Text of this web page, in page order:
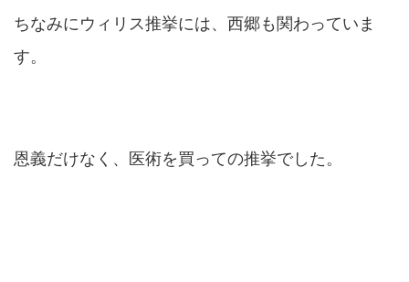
ちなみにウィリス推挙には、西郷も関わっていま
す。
恩義だけなく、医術を買っての推挙でした。